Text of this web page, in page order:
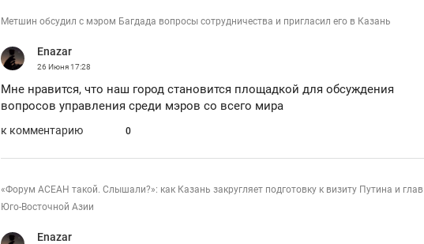
Метшин обсудил с мэром Багдада вопросы сотрудничества и пригласил его в Казань
Enazar
26 Июня17:28
Мне нравится, что наш город становится площадкой для обсуждения
вопросов управления среди мэров со всего мира
к комментарию 0
«Форум АСЕАН такой. Слышали?»: как Казань закругляет подготовку к визиту Путина и глав
Юго-Восточной Азии
Enazar